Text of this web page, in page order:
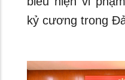
kỷ cương trong